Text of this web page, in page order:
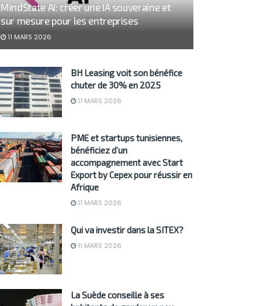
MindState AI: créer une IA souveraine et
sur mesure pour les entreprises
11 MARS 2026
BH Leasing voit son bénéfice
chuter de 30% en 2025
11 MARS 2026
PME et startups tunisiennes,
bénéficiez d’un
accompagnement avec Start
Export by Cepex pour réussir en
Afrique
11 MARS 2026
Qui va investir dans la SITEX?
11 MARS 2026
La Suède conseille à ses